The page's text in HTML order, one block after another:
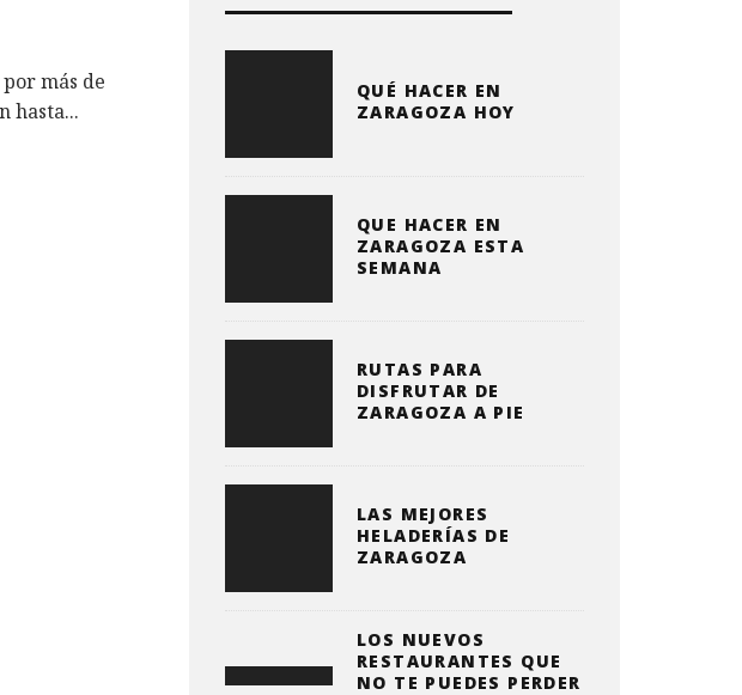
más de
hasta...
QUÉ HACER EN
ZARAGOZA HOY
QUE HACER EN
ZARAGOZA ESTA
SEMANA
RUTAS PARA
DISFRUTAR DE
ZARAGOZA A PIE
LAS MEJORES
HELADERÍAS DE
ZARAGOZA
LOS NUEVOS
RESTAURANTES QUE
NO TE PUEDES PERDER